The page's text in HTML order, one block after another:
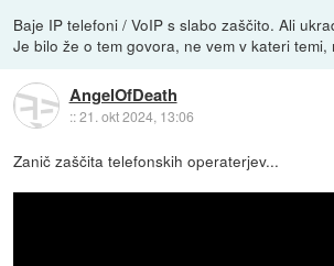
Baje IP telefoni / VoIP s slabo zaščito. Ali
Je bilo že o tem govora, ne vem v kateri temi,
AngelOfDeath
::21. okt 2024, 13:06
Zanič zaščita telefonskih operaterjev...